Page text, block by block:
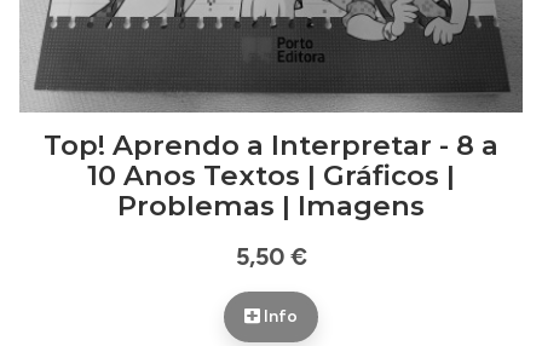
Top! Aprendo a Interpretar - 8 a
10 Anos Textos | Gráficos |
Problemas | Imagens
5,50 €
Info